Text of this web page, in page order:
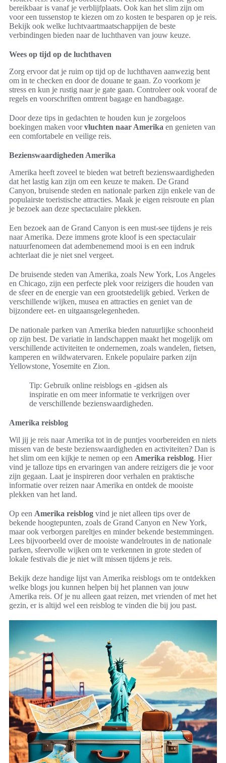
bereikbaar is vanaf je verblijfplaats. Ook kan het slim zijn om
voor een tussenstop te kiezen om zo kosten te besparen op je reis.
Bekijk ook welke luchtvaartmaatschappijen de beste
verbindingen bieden naar de luchthaven van jouw keuze.
Wees op tijd op de luchthaven
Zorg ervoor dat je ruim op tijd op de luchthaven aanwezig bent
om in te checken en door de douane te gaan. Zo voorkom je
stress en kun je rustig naar je gate gaan. Controleer ook vooraf de
regels en voorschriften omtrent bagage en handbagage.
Door deze tips in gedachten te houden kun je zorgeloos
boekingen maken voorvluchten naar Amerika en genieten van
een comfortabele en veilige reis.
Bezienswaardigheden Amerika
Amerika heeft zoveel te bieden wat betreft bezienswaardigheden
dat het lastig kan zijn om een keuze te maken. De Grand
Canyon, bruisende steden en nationale parken zijn enkele van de
populairste toeristische attracties. Maak je eigen reisroute en plan
je bezoek aan deze spectaculaire plekken.
Een bezoek aan de Grand Canyon is een must-see tijdens je reis
naar Amerika. Deze immens grote kloof is een spectaculair
natuurfenomeen dat adembenemend mooi is en een indruk
achterlaat die je niet snel vergeet.
De bruisende steden van Amerika, zoals New York, Los Angeles
en Chicago, zijn een perfecte plek voor reizigers die houden van
de sfeer en de energie van een grootstedelijk gebied. Verken de
verschillende wijken, musea en attracties en geniet van de
bijzondere eet- en uitgaansgelegenheden.
De nationale parken van Amerika bieden natuurlijke schoonheid
op zijn best. De variatie in landschappen maakt het mogelijk om
verschillende activiteiten te ondernemen, zoals wandelen, fietsen,
kamperen en wildwatervaren. Enkele populaire parken zijn
Yellowstone, Yosemite en Zion.
Tip: Gebruik online reisblogs en -gidsen als
inspiratie en om meer informatie te verkrijgen over
de verschillende bezienswaardigheden.
Amerika reisblog
Wil jij je reis naar Amerika tot in de puntjes voorbereiden en niets
missen van de beste bezienswaardigheden en activiteiten? Dan is
het slim om een kijkje te nemen op een Amerika reisblog. Hier
vind je talloze tips en ervaringen van andere reizigers die je voor
zijn gegaan. Laat je inspireren door verhalen en praktische
informatie over reizen naar Amerika en ontdek de mooiste
plekken van het land.
Op een Amerika reisblog vind je niet alleen tips over de
bekende hoogtepunten, zoals de Grand Canyon en New York,
maar ook verborgen pareltjes en minder bekende bestemmingen.
Lees bijvoorbeeld over de mooiste wandelroutes in de nationale
parken, sfeervolle wijken om te verkennen in grote steden of
lokale festivals die je niet wilt missen tijdens je reis.
Bekijk deze handige lijst van Amerika reisblogs om te ontdekken
welke blogs jou kunnen helpen bij het plannen van jouw
Amerika reis. Of je nu alleen gaat reizen, met vrienden of met het
gezin, er is altijd wel een reisblog te vinden die bij jou past.